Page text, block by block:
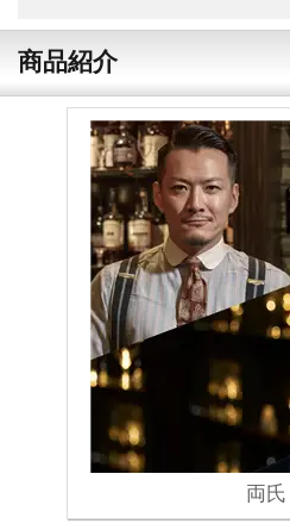
商品紹介
両氏